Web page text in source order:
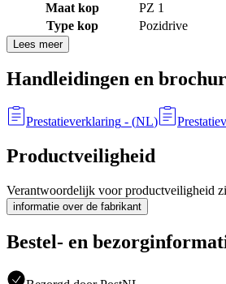
Maat kop
PZ 1
Type kop
Pozidrive
Lees meer
Handleidingen en
Prestatieverklaring - (NL)
Productveiligheid
Verantwoordelijk voor productveiligheid
informatie over de fabrikant
Bestel- en